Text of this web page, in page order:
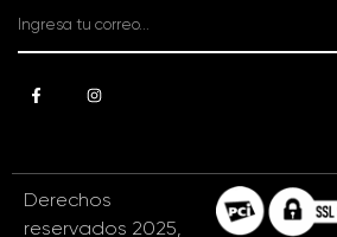
Derechos
reservados 2025,